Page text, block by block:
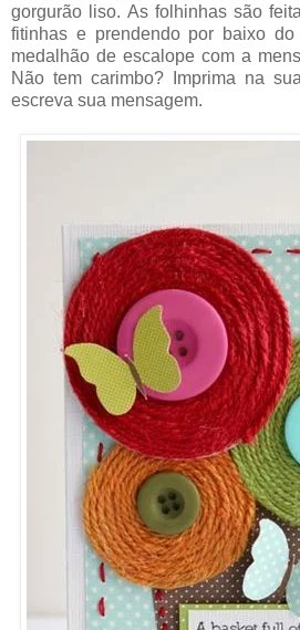
gorgurão liso. As folhinhas são
fitinhas e prendendo por baixo do
medalhão de escalope com a
Não tem carimbo? Imprima na
escreva sua mensagem.